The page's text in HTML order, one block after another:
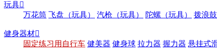
玩具
万花筒 飞盘（玩具） 汽枪（玩具） 陀螺（玩具） 拨浪
健身器材
固定练习用自行车 健美器 健身球 拉力器 握力器 悬挂式